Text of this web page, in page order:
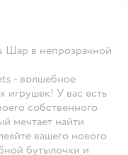
Шар в непрозрачной
- волшебное
игрушек! У вас есть
собственного
мечтает найти
вашего нового
бутылочки и